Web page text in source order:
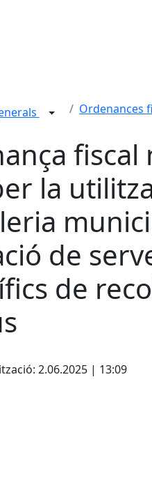
Ordenances
fiscal
la
de
de
2.06.2025 | 13:09